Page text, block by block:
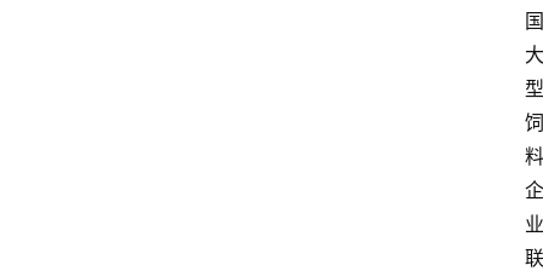
国
大
型
饲
料
企
业
联